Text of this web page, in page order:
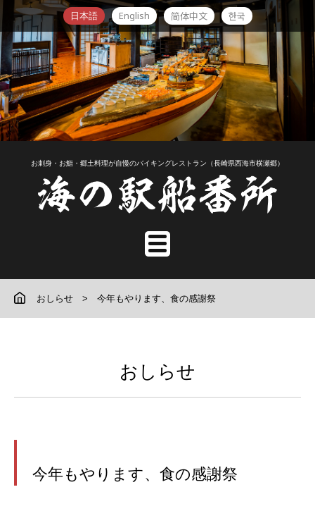
日本語 English 简体中文 한국
お刺身・お鮨・郷土料理が自慢のバイキングレストラン（長崎県西海市横瀬郷）
おしらせ 今年もやります、食の感謝祭
おしらせ
今年もやります、食の感謝祭